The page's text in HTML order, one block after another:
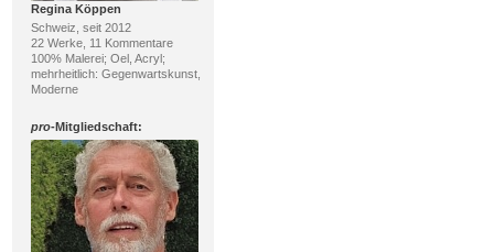
Regina Köppen
Schweiz, seit 2012
22 Werke, 11 Kommentare
100% Malerei; Oel, Acryl;
mehrheitlich: Gegenwartskunst,
Moderne
pro-Mitgliedschaft: